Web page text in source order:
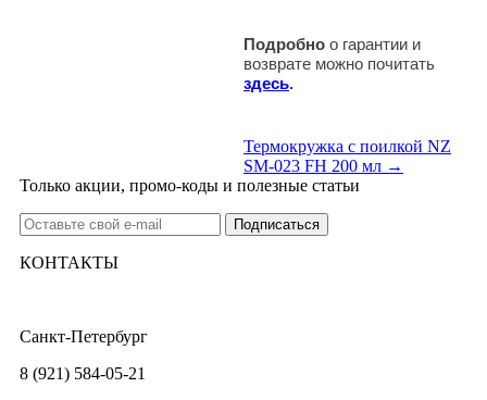
Подробно о гарантии и
возврате можно почитать
здесь.
Термокружка с поилкой NZ
SM-023 FH 200 мл →
Только акции, промо-коды и полезные статьи
КОНТАКТЫ
Санкт-Петербург
8 (921) 584-05-21